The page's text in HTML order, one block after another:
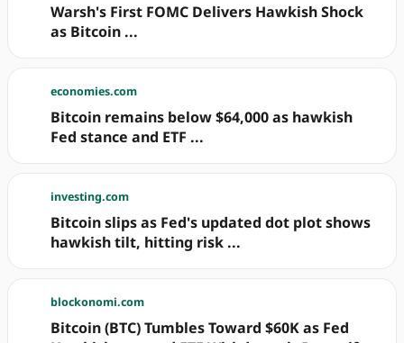
Warsh's First FOMC Delivers Hawkish Shock
as Bitcoin ...
economies.com
Bitcoin remains below $64,000 as hawkish
Fed stance and ETF ...
investing.com
Bitcoin slips as Fed's updated dot plot shows
hawkish tilt, hitting risk ...
blockonomi.com
Bitcoin (BTC) Tumbles Toward $60K as Fed